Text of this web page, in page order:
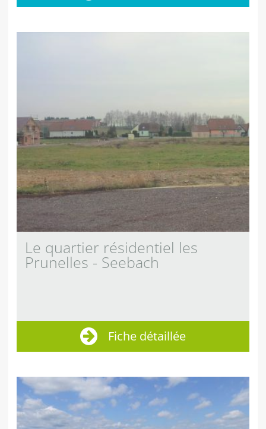
Le quartier résidentiel les
Prunelles - Seebach
Fiche détaillée